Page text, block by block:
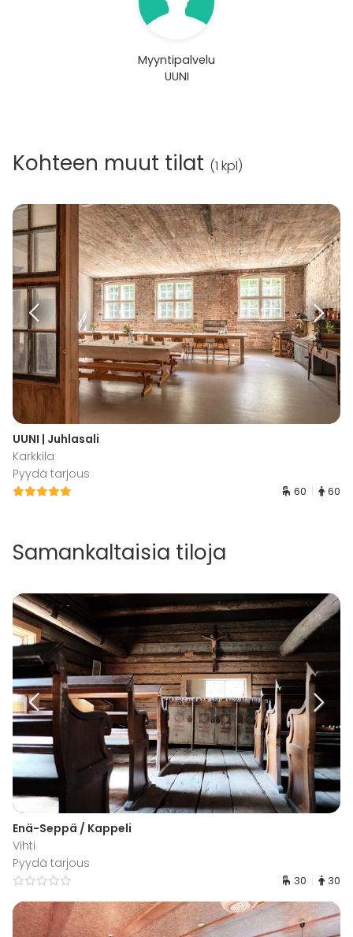
Myyntipalvelu
UUNI
Kohteen muut tilat (1 kpl)
UUNI | Juhlasali
Karkkila
Pyydä tarjous
60 60
Samankaltaisia tiloja
Enä-Seppä / Kappeli
Vihti
Pyydä tarjous
30 30